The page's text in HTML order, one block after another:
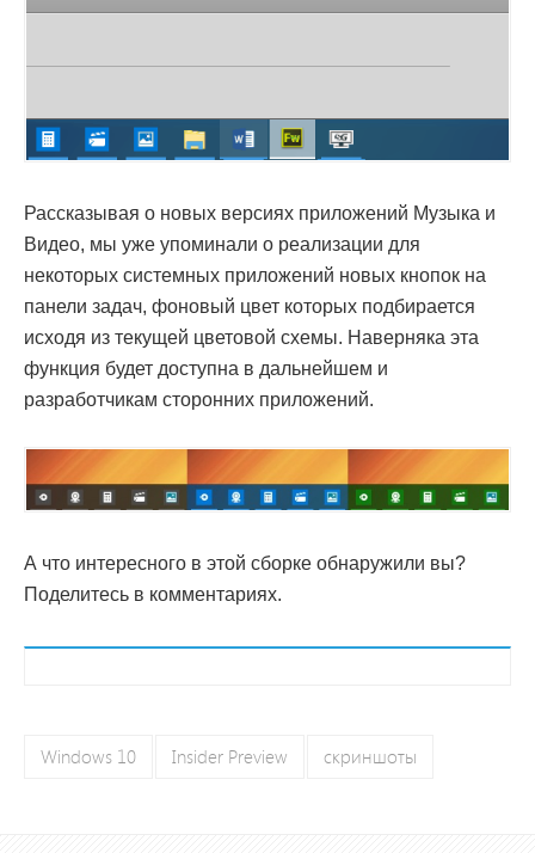
Рассказывая о новых версиях приложений Музыка и
Видео, мы уже упоминали о реализации для
некоторых системных приложений новых кнопок на
панели задач, фоновый цвет которых подбирается
исходя из текущей цветовой схемы. Наверняка эта
функция будет доступна в дальнейшем и
разработчикам сторонних приложений.
А что интересного в этой сборке обнаружили вы?
Поделитесь в комментариях.
Windows 10 Insider Preview скриншоты